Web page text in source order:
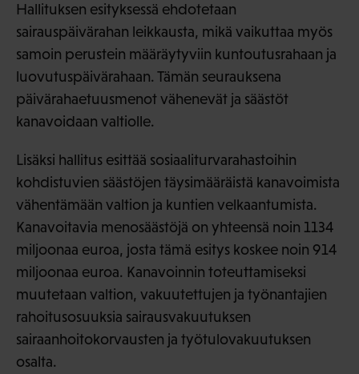
Hallituksen esityksessä ehdotetaan
sairauspäivärahan leikkausta, mikä vaikuttaa myös
samoin perustein määräytyviin kuntoutusrahaan ja
luovutuspäivärahaan. Tämän seurauksena
päivärahaetuusmenot vähenevät ja säästöt
kanavoidaan valtiolle.
Lisäksi hallitus esittää sosiaaliturvarahastoihin
kohdistuvien säästöjen täysimääräistä kanavoimista
vähentämään valtion ja kuntien velkaantumista.
Kanavoitavia menosäästöjä on yhteensä noin 1134
miljoonaa euroa, josta tämä esitys koskee noin 914
miljoonaa euroa. Kanavoinnin toteuttamiseksi
muutetaan valtion, vakuutettujen ja työnantajien
rahoitusosuuksia sairausvakuutuksen
sairaanhoitokorvausten ja työtulovakuutuksen
osalta.